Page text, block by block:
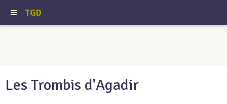
TGD
Les Trombis d'Agadir